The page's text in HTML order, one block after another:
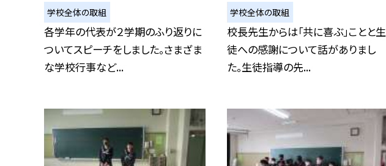
学校全体の取組
各学年の代表が２学期のふり返りに
ついてスピーチをしました。さまざま
な学校行事など...
学校全体の取組
校長先生からは「共に喜ぶ」ことと生
徒への感謝について話がありまし
た。生徒指導の先...